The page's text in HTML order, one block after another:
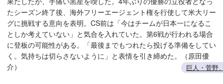
たシーズン終了後、海外フリーエージェント権を行使して米大リー
グに挑戦する意向を表明。CS前は「今はチームが日本一になるこ
としか考えていない」と気合を入れていた。第6戦が行われる場合
に登板の可能性がある。「最後までもつれたら投げる準備をしてい
く。気持ちは切らさないように」と表情を引き締めた。（原田優
介）
巨人・菅野